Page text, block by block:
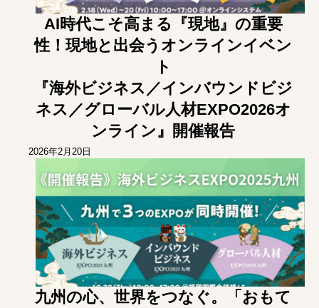
AI時代こそ高まる『現地』の重要
性！現地と出会うオンラインイベン
ト
『海外ビジネス／インバウンドビジ
ネス／グローバル人材EXPO2026オ
ンライン』開催報告
2026年2月20日
九州の心、世界をつなぐ。「おもて